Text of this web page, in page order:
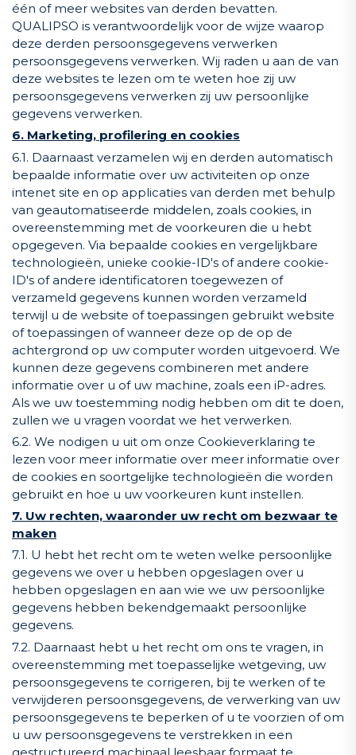
één of meer websites van derden bevatten.
QUALIPSO is verantwoordelijk voor de wijze waarop
deze derden persoonsgegevens verwerken
persoonsgegevens verwerken. Wij raden u aan de van
deze websites te lezen om te weten hoe zij uw
persoonsgegevens verwerken zij uw persoonlijke
gegevens verwerken.
6. Marketing, profilering en cookies
6.1. Daarnaast verzamelen wij en derden automatisch
bepaalde informatie over uw activiteiten op onze
intenet site en op applicaties van derden met behulp
van geautomatiseerde middelen, zoals cookies, in
overeenstemming met de voorkeuren die u hebt
opgegeven. Via bepaalde cookies en vergelijkbare
technologieën, unieke cookie-ID's of andere cookie-
ID's of andere identificatoren toegewezen of
verzameld gegevens kunnen worden verzameld
terwijl u de website of toepassingen gebruikt website
of toepassingen of wanneer deze op de op de
achtergrond op uw computer worden uitgevoerd. We
kunnen deze gegevens combineren met andere
informatie over u of uw machine, zoals een iP-adres.
Als we uw toestemming nodig hebben om dit te doen,
zullen we u vragen voordat we het verwerken.
6.2. We nodigen u uit om onze Cookieverklaring te
lezen voor meer informatie over meer informatie over
de cookies en soortgelijke technologieën die worden
gebruikt en hoe u uw voorkeuren kunt instellen.
7. Uw rechten, waaronder uw recht om bezwaar te
maken
7.1. U hebt het recht om te weten welke persoonlijke
gegevens we over u hebben opgeslagen over u
hebben opgeslagen en aan wie we uw persoonlijke
gegevens hebben bekendgemaakt persoonlijke
gegevens.
7.2. Daarnaast hebt u het recht om ons te vragen, in
overeenstemming met toepasselijke wetgeving, uw
persoonsgegevens te corrigeren, bij te werken of te
verwijderen persoonsgegevens, de verwerking van uw
persoonsgegevens te beperken of u te voorzien of om
u uw persoonsgegevens te verstrekken in een
gestructureerd machinaal leesbaar formaat te